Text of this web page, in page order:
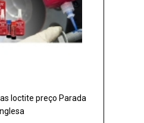
loctite preço Parada
Inglesa